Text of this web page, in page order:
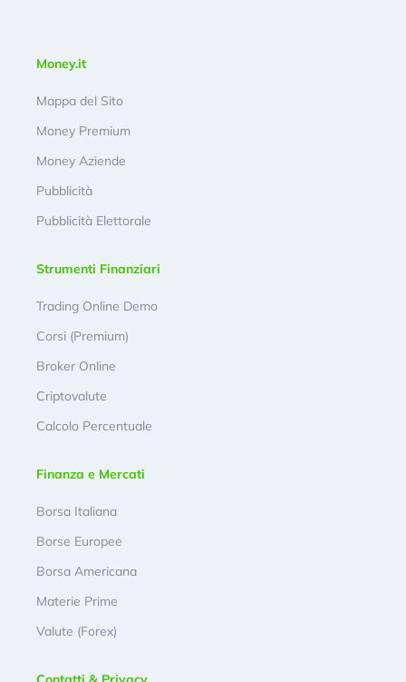
Money.it
Mappa del Sito
Money Premium
Money Aziende
Pubblicità
Pubblicità Elettorale
Strumenti Finanziari
Trading Online Demo
Corsi (Premium)
Broker Online
Criptovalute
Calcolo Percentuale
Finanza e Mercati
Borsa Italiana
Borse Europee
Borsa Americana
Materie Prime
Valute (Forex)